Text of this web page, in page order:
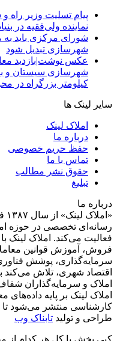
پیام تسلیت وزیر
نماینده ولی‌فقیه در
شورای مرکزی باید
شهرسازی تبدیل شود
عکس نوشت|بازدید
کیلومتر بزرگراه در
سایر لینک ها
املاک لینک
درباره ما
حفظ حریم خصوصی
تماس با ما
حقوق نشر مطالب
تبلیغ
درباره ما
رسانه‌ای تخصصی در حوزه
فعالیت می‌کند. املاک لینک
فروش، آموزش قوانین
سرمایه‌گذاری، پوشش
اقتصاد شهری، تلاش می‌کند
املاک و سرمایه‌گذاران
املاک لینک بر پایه
کارشناسی منتشر می‌شود تا
طراحی و تولید تابناک وب